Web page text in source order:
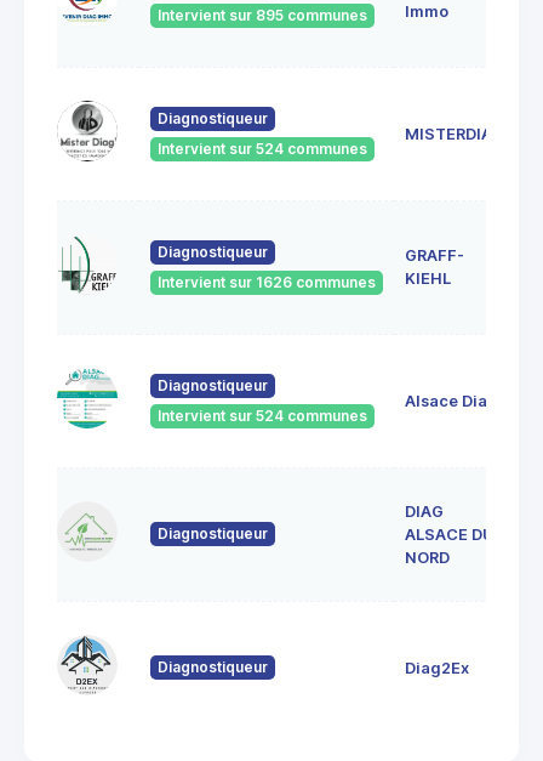
Intervient sur 895 communes
Immo
Diagnostiqueur
Intervient sur 524 communes
MISTERDIAG
Diagnostiqueur
Intervient sur 1626 communes
GRAFF-
KIEHL
Diagnostiqueur
Intervient sur 524 communes
Alsace Diag
Diagnostiqueur
DIAG
ALSACE DU
NORD
Diagnostiqueur Diag2Ex